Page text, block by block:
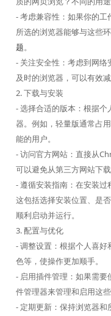
- 考虑兼容性：如果你的
所选的浏览器能够与这些
题。
- 关注安全性：考虑到网
及时的浏览器，可以有效
2. 下载与安装
- 选择合适的版本：根据
器。例如，轻量版通常占
能的用户。
- 访问官方网站：直接从
可以避免从第三方网站下
- 遵循安装指南：在安装过
这包括选择安装位置、是否
顺利启动并运行。
3. 配置与优化
- 调整设置：根据个人喜
色等，使操作更加顺手。
- 启用插件管理：如果需
件管理器来管理和启用这
- 定期更新：保持浏览器